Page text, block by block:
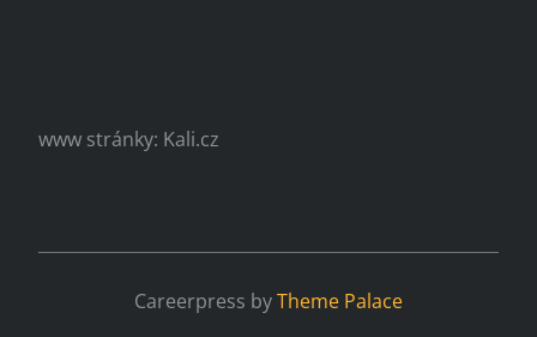
www stránky: Kali.cz
Careerpress byTheme Palace